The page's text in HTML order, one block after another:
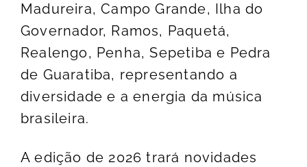
Madureira, Campo Grande, Ilha do
Governador, Ramos, Paquetá,
Realengo, Penha, Sepetiba e Pedra
de Guaratiba, representando a
diversidade e a energia da música
brasileira.
A edição de 2026 trará novidades